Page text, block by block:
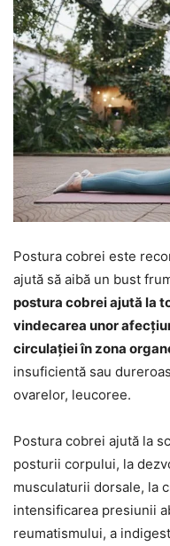
Postura cobrei este
ajută să aibă un bust
postura cobrei ajută la
vindecarea unor
circulației în zona
insuficientă sau
ovarelor, leucoree.
Postura cobrei ajută la
posturii corpului, la
musculaturii dorsale, la
intensificarea presiunii
reumatismului, a